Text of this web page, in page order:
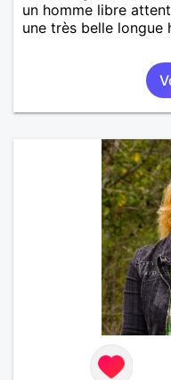
un homme libre
une très belle longue